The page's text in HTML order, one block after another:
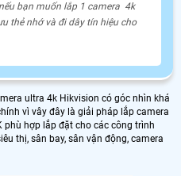
bạn muốn lắp 1 camera 4k
thẻ nhớ và đi dây tín hiệu cho
ultra 4k Hikvision có góc nhìn khá
vì vây đây là giải pháp lắp camera
hợp lắp đặt cho các công trình
thị, sân bay, sân vận động, camera